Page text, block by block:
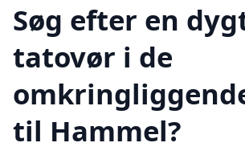
Søg efter en
tatovør i de
til Hammel?